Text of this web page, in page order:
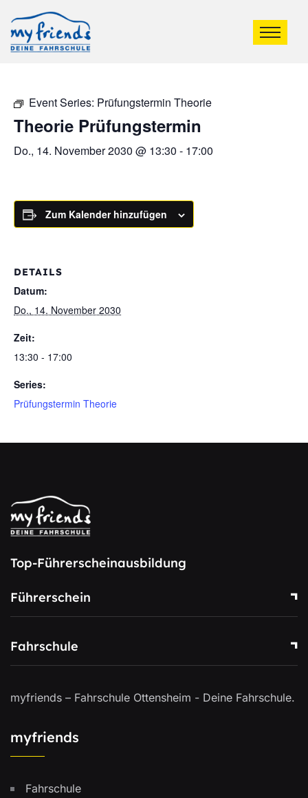
Event Series: Prüfungstermin Theorie
Theorie Prüfungstermin
Do., 14. November 2030 @ 13:30 - 17:00
Zum Kalender hinzufügen
DETAILS
Datum:
Do., 14. November 2030
Zeit:
13:30 - 17:00
Series:
Prüfungstermin Theorie
Top-Führerscheinausbildung
Führerschein
Fahrschule
myfriends – Fahrschule Ottensheim - Deine Fahrschule.
myfriends
Fahrschule